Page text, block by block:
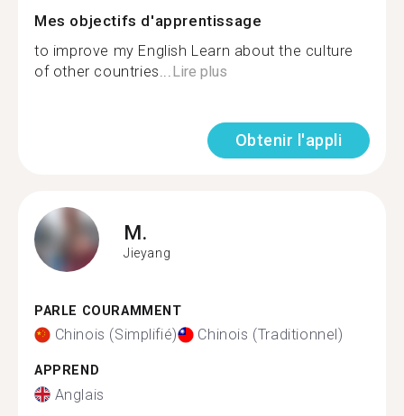
Mes objectifs d'apprentissage
to improve my English Learn about the culture
of other countries... Lire plus
Obtenir l'appli
M.
Jieyang
PARLE COURAMMENT
Chinois (Simplifié) Chinois (Traditionnel)
APPREND
Anglais